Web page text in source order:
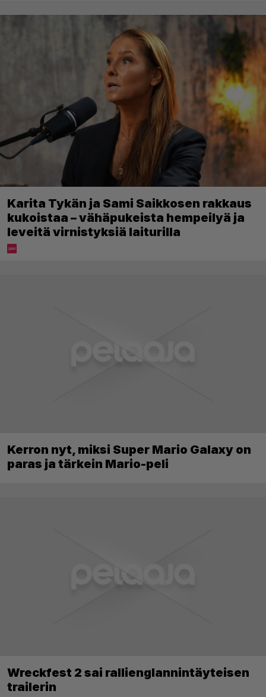
Karita Tykän ja Sami Saikkosen rakkaus
kukoistaa – vähäpukeista hempeilyä ja
leveitä virnistyksiä laiturilla
Kerron nyt, miksi Super Mario Galaxy on
paras ja tärkein Mario-peli
Wreckfest 2 sai rallienglannintäyteisen
trailerin